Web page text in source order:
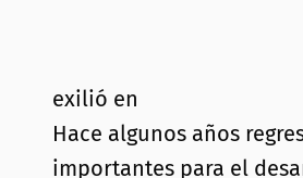
exilió en
Hace algunos años
importantes para el